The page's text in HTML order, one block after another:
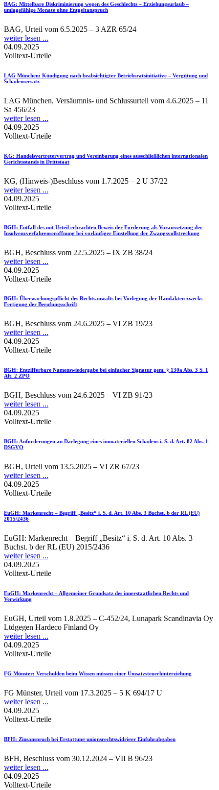
BAG: Mittelbare Diskriminierung wegen des Geschlechts – Erziehungsurlaub –
umlagefähige Monate ohne Entgeltanspruch
BAG, Urteil vom 6.5.2025 – 3 AZR 65/24
weiter lesen ...
04.09.2025
Volltext-Urteile
LAG München: Kündigung nach beabsichtigter Betriebsratsinitiative – Vergütung und
Schadensersatz
LAG München, Versäumnis- und Schlussurteil vom 4.6.2025 – 11
Sa 456/23
weiter lesen ...
04.09.2025
Volltext-Urteile
KG: Handelsvertretervertrag und Vereinbarung eines ausschließlichen internationalen
Gerichtsstands in Drittstaat
KG, (Hinweis-)Beschluss vom 1.7.2025 – 2 U 37/22
weiter lesen ...
04.09.2025
Volltext-Urteile
BGH: Entfall des mit Urteil erbrachten Beweis der Forderung als Voraussetzung der
Insolvenzverfahrenseröffnung bei vorläufiger Einstellung der Zwangsvollstreckung
BGH, Beschluss vom 22.5.2025 – IX ZB 38/24
weiter lesen ...
04.09.2025
Volltext-Urteile
BGH: Überwachungspflicht des Rechtsanwalts bei Vorlegung der Handakten zwecks
Fertigung der Berufungsschrift
BGH, Beschluss vom 24.6.2025 – VI ZB 19/23
weiter lesen ...
04.09.2025
Volltext-Urteile
BGH: Entzifferbare Namenswiedergabe bei einfacher Signatur gem. § 130a Abs. 3 S. 1
Alt. 2 ZPO
BGH, Beschluss vom 24.6.2025 – VI ZB 91/23
weiter lesen ...
04.09.2025
Volltext-Urteile
BGH: Anforderungen an Darlegung eines immateriellen Schadens i. S. d. Art. 82 Abs. 1
DSGVO
BGH, Urteil vom 13.5.2025 – VI ZR 67/23
weiter lesen ...
04.09.2025
Volltext-Urteile
EuGH: Markenrecht – Begriff „Besitz“ i. S. d. Art. 10 Abs. 3 Buchst. b der RL (EU)
2015/2436
EuGH: Markenrecht – Begriff „Besitz“ i. S. d. Art. 10 Abs. 3
Buchst. b der RL (EU) 2015/2436
weiter lesen ...
04.09.2025
Volltext-Urteile
EuGH: Markenrecht – Allgemeiner Grundsatz des innerstaatlichen Rechts und
Verwirkung
EuGH, Urteil vom 1.8.2025 – C-452/24, Lunapark Scandinavia Oy
Ltdgegen Hardeco Finland Oy
weiter lesen ...
04.09.2025
Volltext-Urteile
FG Münster: Verschulden beim Wissen müssen einer Umsatzsteuerhinterziehung
FG Münster, Urteil vom 17.3.2025 – 5 K 694/17 U
weiter lesen ...
04.09.2025
Volltext-Urteile
BFH: Zinsanspruch bei Erstattung unionsrechtswidriger Einfuhrabgaben
BFH, Beschluss vom 30.12.2024 – VII B 96/23
weiter lesen ...
04.09.2025
Volltext-Urteile